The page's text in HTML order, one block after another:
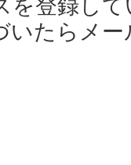
を登録して
いたらメー